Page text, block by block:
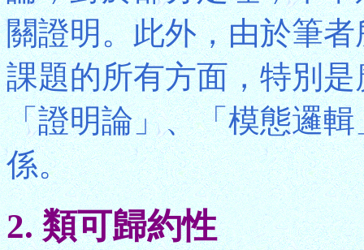
關證明。此外，由於筆
課題的所有方面，特別
「證明論」、「模態邏
係。
2. 類可歸約性